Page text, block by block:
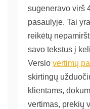
sugeneravo virš
pasaulyje. Tai
reikėtų
savo tekstus į
Verslo vertimų
skirtingų
klientams,
vertimas, prekių